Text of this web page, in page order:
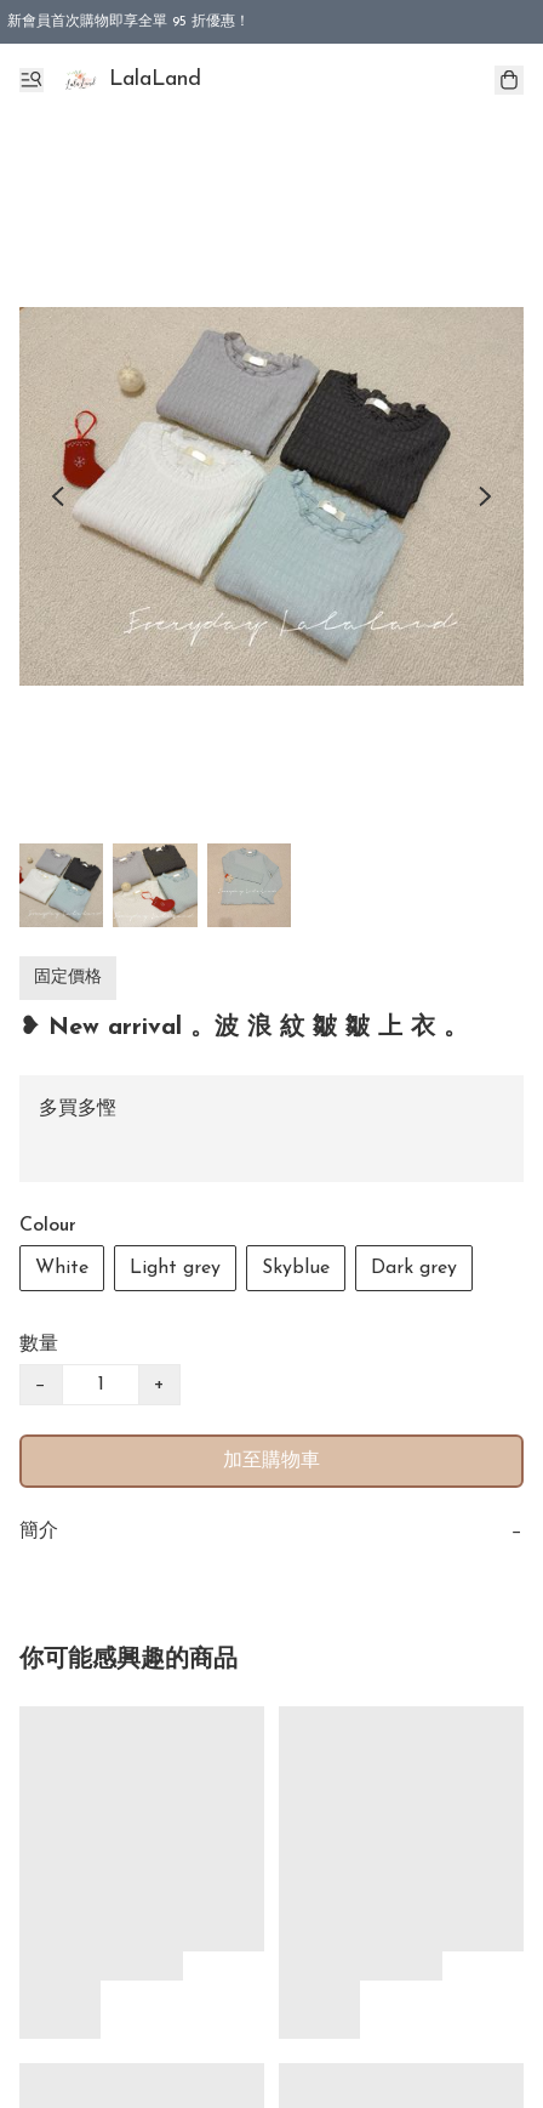
新會員首次購物即享全單 95 折優惠！
特選會員可享全單低至 9 折優惠！
LalaLand
固定價格
❥ New arrival 。波 浪 紋 皺 皺 上 衣 。
多買多慳
Colour
White Light grey Skyblue Dark grey
數量
− +
加至購物車
簡介 −
你可能感興趣的商品